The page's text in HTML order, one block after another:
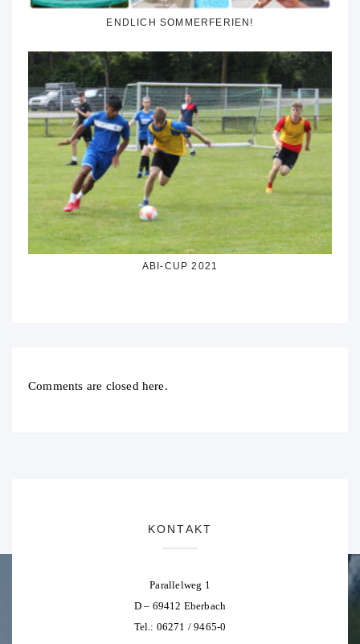
ENDLICH SOMMERFERIEN!
ABI-CUP 2021
Comments are closed here.
KONTAKT
Parallelweg 1
D – 69412 Eberbach
Tel.: 06271 / 9465-0